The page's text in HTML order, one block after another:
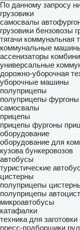
По данному запросу
грузовики
самосвалы
грузовики бензовозы
тягачи коммунальная
коммунальные
ассенизаторы
универсальные
дорожно-уборочная
уборочные машины
полуприцепы
полуприцепы фургоны
самосвалы
прицепы
прицепы фургоны
оборудование
оборудование для
кузова бункеровозов
автобусы
туристические
цистерны
полуприцепы
полуприцепы
микроавтобусы
катафалки
техника для заготовки
пресс-подборщики